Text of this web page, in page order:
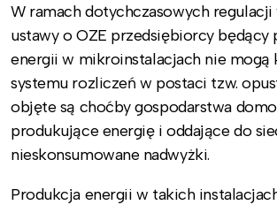
W ramach dotychczasowych
ustawy o OZE przedsiębiorcy będący
energii w mikroinstalacjach nie mogą
systemu rozliczeń w postaci tzw.
objęte są choćby gospodarstwa
produkujące energię i oddające do
nieskonsumowane nadwyżki.
Produkcja energii w takich